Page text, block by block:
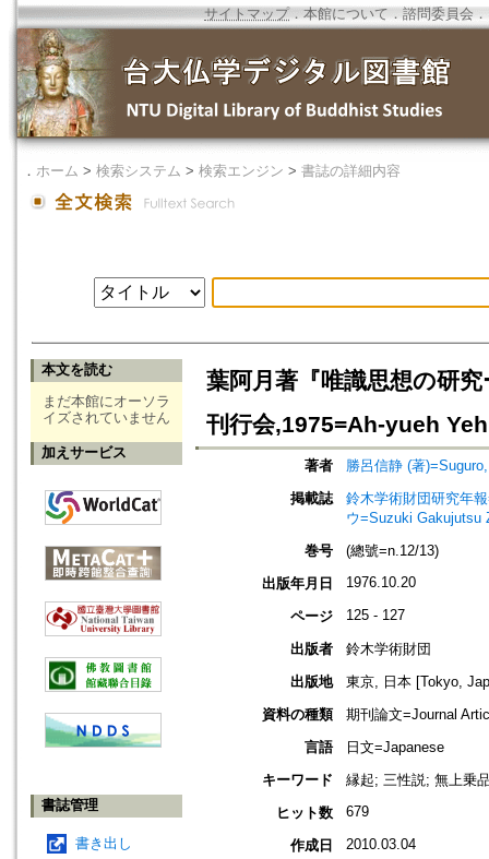
サイトマップ．本館について ． 諮問委員会 ．
． ホーム > 検索システム > 検索エンジン > 書誌の詳細内容
本文を読む
まだ本館にオーソラ
イズされていません
加えサービス
書誌管理
書き出し
葉阿月著『唯識思想の研
刊行会,1975=Ah-yueh
著者
勝呂信静 (著
掲載誌
鈴木学術財団研究年
ウ=Suzuki Gakujutsu
巻号
(總號=n.12/13)
出版年月日
1976.10.20
ページ 125 - 127
出版者
鈴木学術財団
出版地
東京, 日本 [Tokyo,
資料の種類
期刊論文=Journal
言語
日文=Japanese
キーワード
縁起; 三性説; 無上乗
ヒット数
679
作成日 2010.03.04